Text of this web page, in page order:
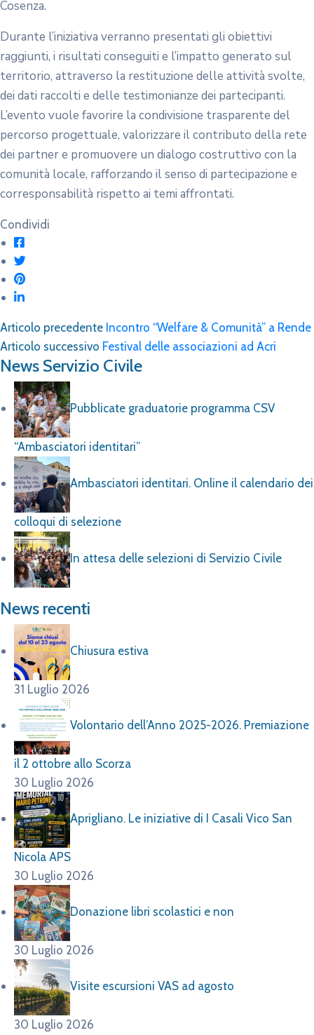
Cosenza.
Durante l’iniziativa verranno presentati gli obiettivi
raggiunti, i risultati conseguiti e l’impatto generato sul
territorio, attraverso la restituzione delle attività svolte,
dei dati raccolti e delle testimonianze dei partecipanti.
L’evento vuole favorire la condivisione trasparente del
percorso progettuale, valorizzare il contributo della rete
dei partner e promuovere un dialogo costruttivo con la
comunità locale, rafforzando il senso di partecipazione e
corresponsabilità rispetto ai temi affrontati.
Condividi
Articolo precedente Incontro “Welfare & Comunità” a Rende
Articolo successivo Festival delle associazioni ad Acri
News Servizio Civile
Pubblicate graduatorie programma CSV
“Ambasciatori identitari”
Ambasciatori identitari. Online il calendario dei
colloqui di selezione
In attesa delle selezioni di Servizio Civile
News recenti
Chiusura estiva
31 Luglio 2026
Volontario dell’Anno 2025-2026. Premiazione
il 2 ottobre allo Scorza
30 Luglio 2026
Aprigliano. Le iniziative di I Casali Vico San
Nicola APS
30 Luglio 2026
Donazione libri scolastici e non
30 Luglio 2026
Visite escursioni VAS ad agosto
30 Luglio 2026